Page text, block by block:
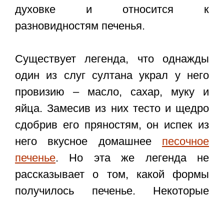
духовке и относится к
разновидностям печенья.
Существует легенда, что однажды
один из слуг султана украл у него
провизию – масло, сахар, муку и
яйца. Замесив из них тесто и щедро
сдобрив его пряностям, он испек из
него вкусное домашнее песочное
печенье. Но эта же легенда не
рассказывает о том, какой формы
получилось печенье. Некоторые